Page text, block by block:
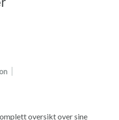
oversikt over sine